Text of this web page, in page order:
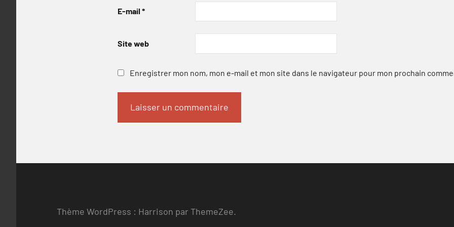
E-mail *
Site web
Enregistrer mon nom, mon e-mail et mon site dans le navigateur pour mon prochain
Thème WordPress : Harrison par ThemeZee.